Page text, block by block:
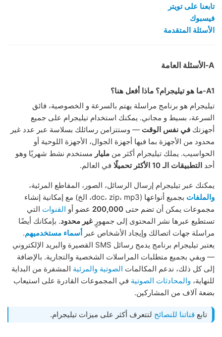
تابعنا على تويتر
فيسبوك
الأسئلة المتقدمة
A-الأسئلة العامة
A1-ما هو تيليجرام؟ ماذا أفعل هنا؟
تيليجرام هو برنامج مراسلة يهتم بالسرعة و الخصوصية، فائق
السرعة، بسيط و مجاني. يمكنك استخدام تيليجرام على جميع
أجهزتك في نفس الوقت — وستتزامن رسائلك بسلاسة عبر عدد غير
محدود من الأجهزة بما فيها أجهزة الجوال، الأجهزة اللوحية أو
الحواسيب. يملك تيليجرام أكثر من مليار مستخدم نشط شهريًا وهو
أحد التطبيقات الـ 10 الأكثر تحميلًا في العالم.
يمكنك عبر تيليجرام إرسال الرسائل، الصور، المقاطع المرئية،
والملفات
بجميع أنواعها (doc، zip، mp3، الخ) مع إمكانية إنشاء
مجموعات يمكن أن تضم حتى 200,000 عضو أو القنوات التي
تستطيع عبرها نشر المحتوى إلى جمهورٍ غير محدود. بإمكانك أيضًا
مراسلة جهات اتصالك وإيجاد الأشخاص عبر أسماء مستخدميهم.
يعتبر تيليجرام برنامج يدمج رسائل SMS القصيرة والبريد الإلكتروني
— ويفي بجميع متطلبات المراسلات الشخصية والتجارية. بالإضافة
إلى كل ذلك، ندعم المكالمات الصوتية والمرئية المشفرة من البداية
للنهاية، والمحادثات الصوتية في المجموعات القادرة على استيعاب
بضعة آلاف من المشاركين.
تابع قناتنا للنصائح لتتعرف أكثر على ميزات تيليجرام.